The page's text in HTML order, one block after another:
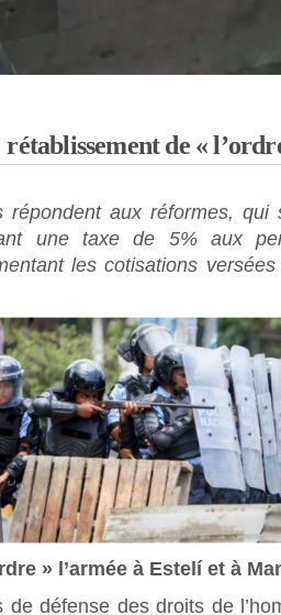
de «
répondent aux réformes, qui
une taxe de 5% aux
les cotisations
» l’armée à Estelí et à
de défense des droits de